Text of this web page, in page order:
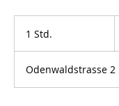
1 Std.
d
Odenwaldstrasse 2